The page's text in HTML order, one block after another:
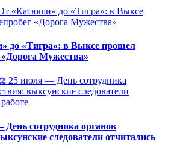
до «Тигра»: в Выксе прошел
«Дорога Мужества»
сотрудника органов
следователи отчитались